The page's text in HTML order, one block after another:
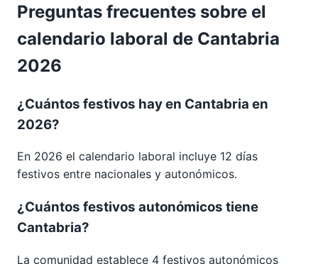
Preguntas frecuentes sobre el
calendario laboral de Cantabria
2026
¿Cuántos festivos hay en Cantabria en
2026?
En 2026 el calendario laboral incluye 12 días
festivos entre nacionales y autonómicos.
¿Cuántos festivos autonómicos tiene
Cantabria?
La comunidad establece 4 festivos autonómicos